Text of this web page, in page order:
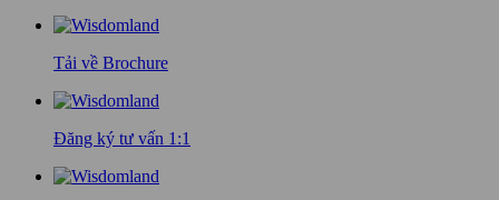
Tải về Brochure
Đăng ký tư vấn 1:1